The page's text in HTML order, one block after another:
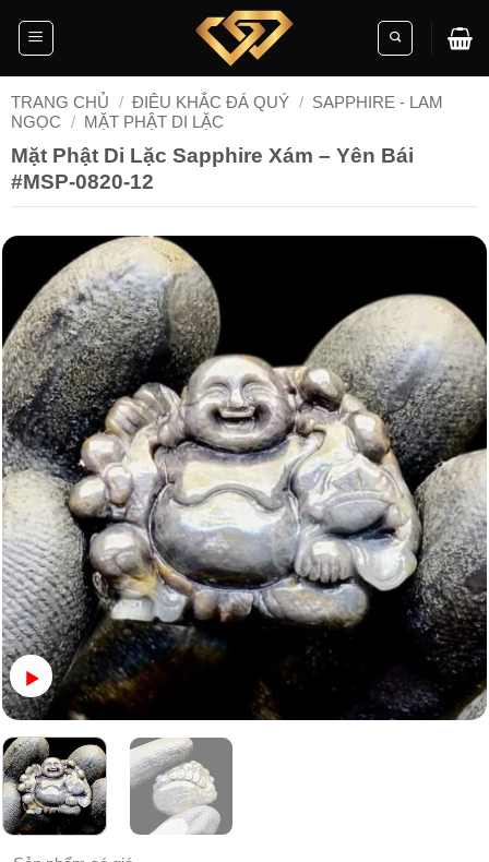
TRANG CHỦ / ĐIÊU KHẮC ĐÁ QUÝ / SAPPHIRE - LAM
NGỌC / MẶT PHẬT DI LẶC
Mặt Phật Di Lặc Sapphire Xám – Yên Bái
#MSP-0820-12